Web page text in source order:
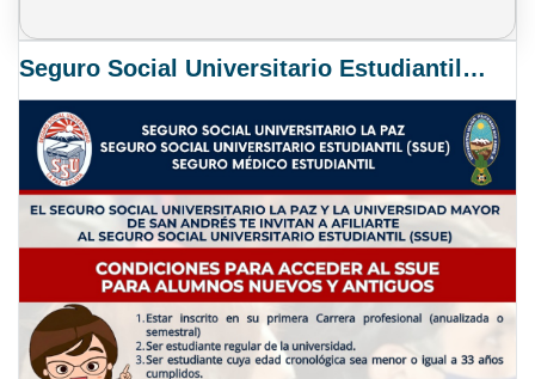
Seguro Social Universitario Estudiantil SSUE